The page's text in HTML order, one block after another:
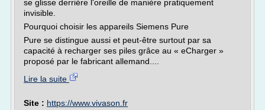
se glisse derrière l'oreille de manière pratiquement
invisible.
Pourquoi choisir les appareils Siemens Pure
Pure se distingue aussi et peut-être surtout par sa
capacité à recharger ses piles grâce au « eCharger »
proposé par le fabricant allemand....
Lire la suite
Site : https://www.vivason.fr